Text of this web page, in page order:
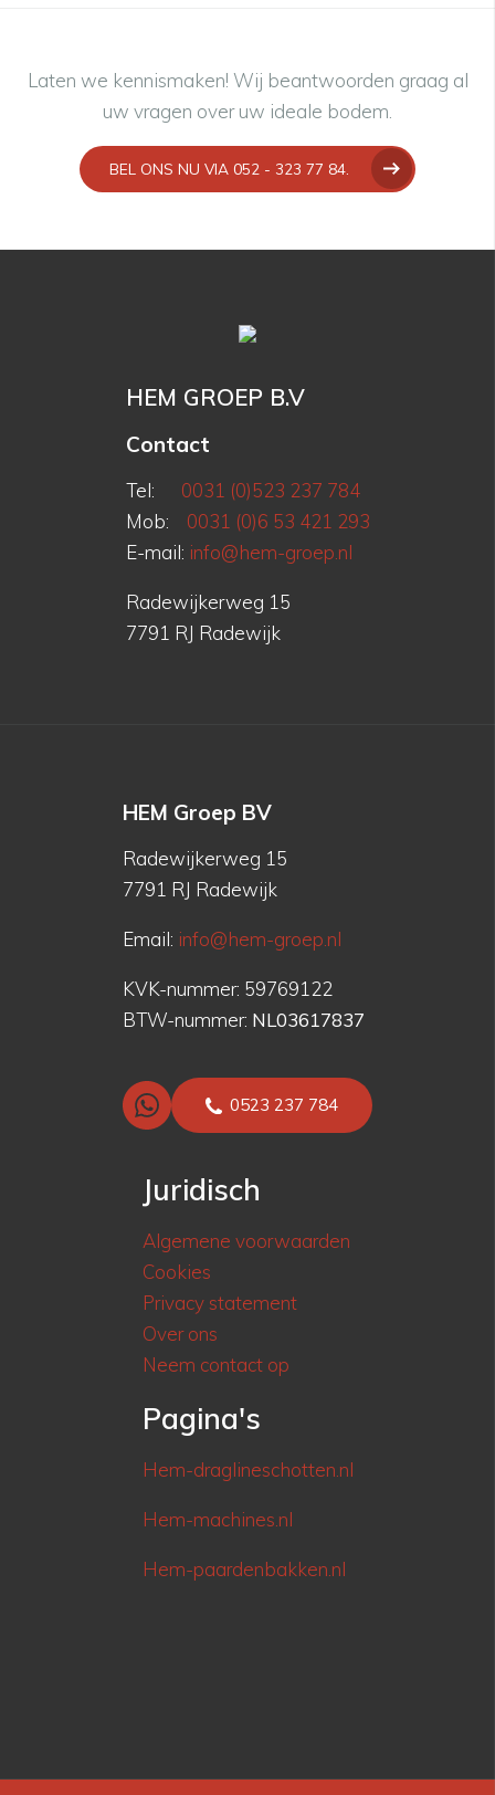
Laten we kennismaken! Wij beantwoorden graag al
uw vragen over uw ideale bodem.
BEL ONS NU VIA 052 - 323 77 84.
HEM GROEP B.V
Contact
Tel:
0031 (0)523 237 784
Mob: 0031 (0)6 53 421 293
E-mail: info@hem-groep.nl
Radewijkerweg 15
7791 RJ Radewijk
Juridisch
Algemene voorwaarden
Cookies
Privacy statement
Over ons
Neem contact op
Pagina's
Hem-draglineschotten.nl
Hem-machines.nl
Hem-paardenbakken.nl
HEM Groep BV
Radewijkerweg 15
7791 RJ Radewijk
Email: info@hem-groep.nl
KVK-nummer: 59769122
BTW-nummer: NL03617837
0523 237 784